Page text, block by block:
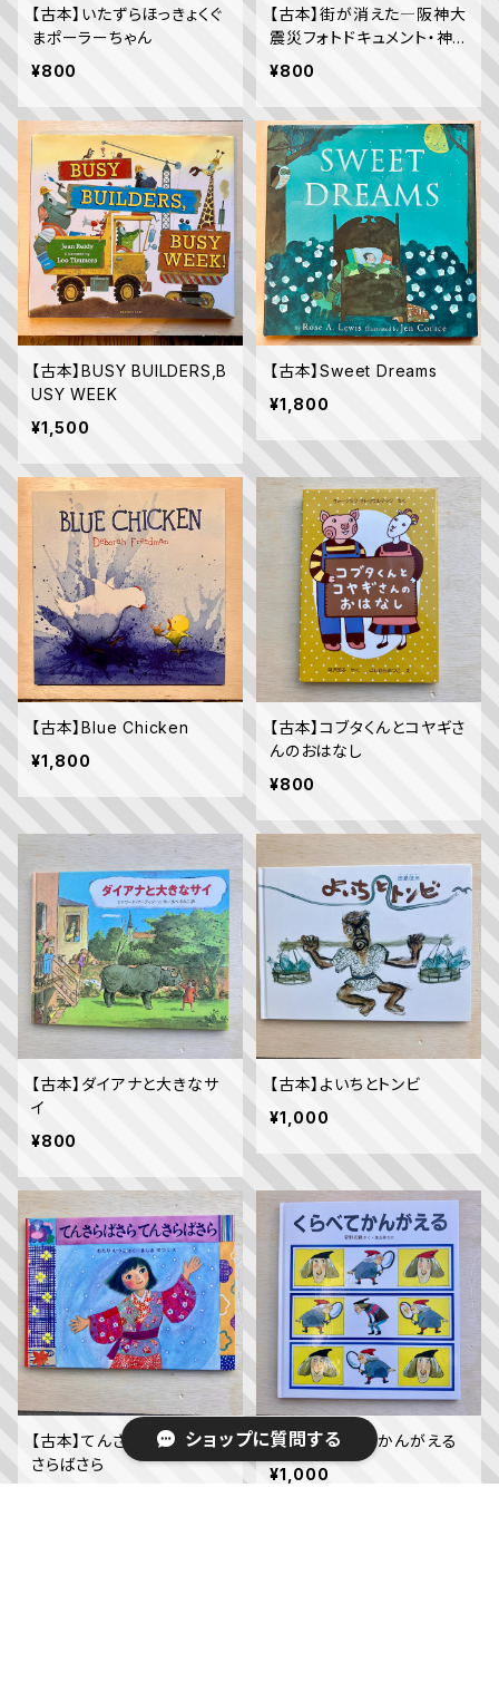
【古本】いたずらほっきょくぐ
まポーラーちゃん
¥800
【古本】街が消えた―阪神大
震災フォトドキュメント・神
戸市長田の記録
¥800
【古本】BUSY BUILDERS,B
USY WEEK
¥1,500
【古本】Sweet Dreams
¥1,800
【古本】Blue Chicken
¥1,800
【古本】コブタくんとコヤギさ
んのおはなし
¥800
【古本】ダイアナと大きなサ
イ
¥800
【古本】よいちとトンビ
¥1,000
【古本】てんさらばさら てん
さらばさら
【古本】くらべてかんがえる
¥1,000
ショップに質問する